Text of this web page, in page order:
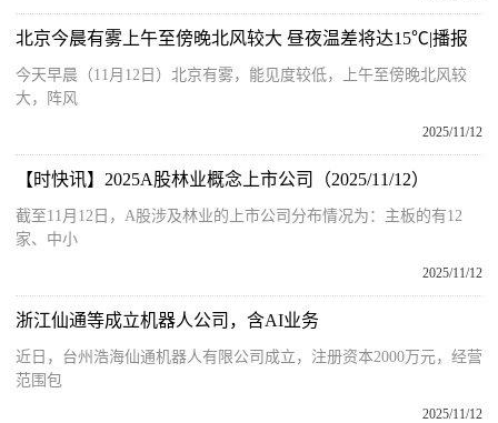
北京今晨有雾上午至傍晚北风较大 昼夜温差将达15℃|播报
今天早晨（11月12日）北京有雾，能见度较低，上午至傍晚北风较
大，阵风
2025/11/12
【时快讯】2025A股林业概念上市公司（2025/11/12）
截至11月12日，A股涉及林业的上市公司分布情况为：主板的有12
家、中小
2025/11/12
浙江仙通等成立机器人公司，含AI业务
近日，台州浩海仙通机器人有限公司成立，注册资本2000万元，经营
范围包
2025/11/12